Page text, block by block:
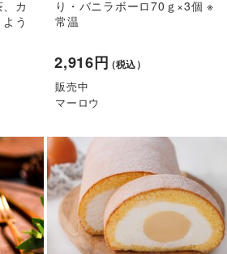
カ
う
り・バニラボーロ70ｇ×3個 ※
常温
2,916円（税込）
販売中
マーロウ